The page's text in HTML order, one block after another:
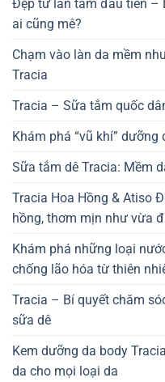
Đẹp từ lần tắm đầu tiên –
ai cũng mê?
Chạm vào làn da mềm
Tracia
Tracia – Sữa tắm quốc
Khám phá “vũ khí”
Sữa tắm dê Tracia: Mềm
Tracia Hoa Hồng & Atiso
hồng, thơm mịn như vừa
Khám phá những loại
chống lão hóa từ thiên
Tracia – Bí quyết chăm
sữa dê
Kem dưỡng da body
da cho mọi loại da